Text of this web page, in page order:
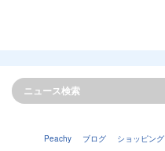
Peachy ブログ ショッピング